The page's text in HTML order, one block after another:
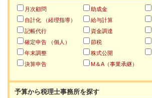
月次顧問
自計化 （経理指導）
記帳代行
確定申告 （個人）
年末調整
決算申告
助成金
給与計算
資金調達
節税
株式公開
M＆A（事業承継）
予算から税理士事務所を探す